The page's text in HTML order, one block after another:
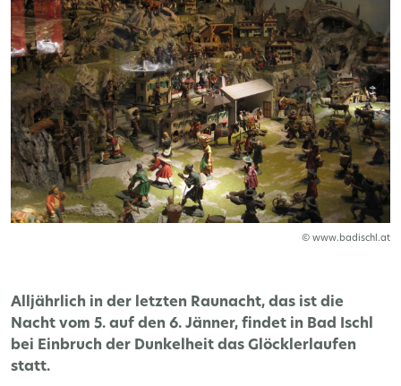
© www.badischl.at
Alljährlich in der letzten Raunacht, das ist die
Nacht vom 5. auf den 6. Jänner, findet in Bad Ischl
bei Einbruch der Dunkelheit das Glöcklerlaufen
statt.